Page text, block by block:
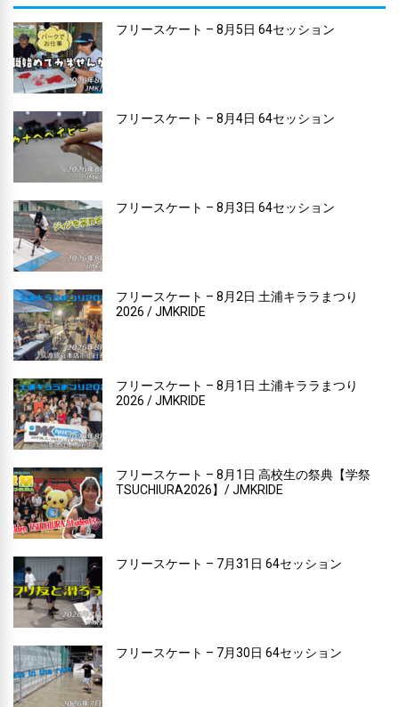
フリースケート – 8月5日 64セッション
フリースケート – 8月4日 64セッション
フリースケート – 8月3日 64セッション
フリースケート – 8月2日 土浦キララまつり
2026 / JMKRIDE
フリースケート – 8月1日 土浦キララまつり
2026 / JMKRIDE
フリースケート – 8月1日 高校生の祭典【学祭
TSUCHIURA2026】/ JMKRIDE
フリースケート – 7月31日 64セッション
フリースケート – 7月30日 64セッション